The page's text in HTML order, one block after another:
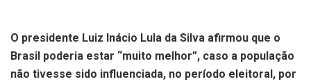
O presidente Luiz Inácio Lula da Silva afirmou que o
Brasil poderia estar “muito melhor”, caso a população
não tivesse sido influenciada, no período eleitoral, por